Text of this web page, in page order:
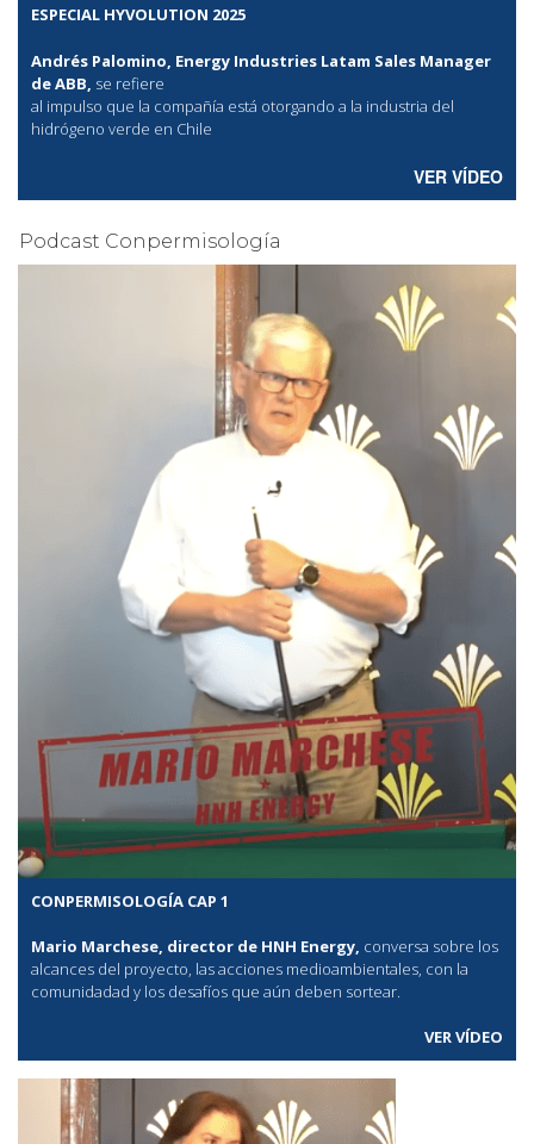
ESPECIAL HYVOLUTION 2025
Andrés Palomino, Energy Industries Latam Sales Manager
de ABB, se refiere
al impulso que la compañía está otorgando a la industria del
hidrógeno verde en Chile
VER VÍDEO
Podcast Conpermisología
CONPERMISOLOGÍA CAP 1
Mario Marchese, director de HNH Energy, conversa sobre los
alcances del proyecto, las acciones medioambientales, con la
comunidadad y los desafíos que aún deben sortear.
VER VÍDEO